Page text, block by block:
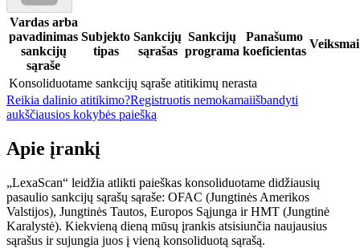
Vardas arba
pavadinimas
sankcijų
sąraše
Subjekto
tipas
Sankcijų
sąrašas
Sankcijų
programa
Panašumo
koeficientas
Veiksmai
Konsoliduotame sankcijų sąraše atitikimų nerasta
Reikia dalinio atitikimo?Registruotis nemokamaiišbandyti
aukščiausios kokybės paiešką
Apie įrankį
„LexaScan“ leidžia atlikti paieškas konsoliduotame didžiausių
pasaulio sankcijų sąrašų sąraše: OFAC (Jungtinės Amerikos
Valstijos), Jungtinės Tautos, Europos Sąjunga ir HMT (Jungtinė
Karalystė). Kiekvieną dieną mūsų įrankis atsisiunčia naujausius
sąrašus ir sujungia juos į vieną konsoliduotą sąrašą.